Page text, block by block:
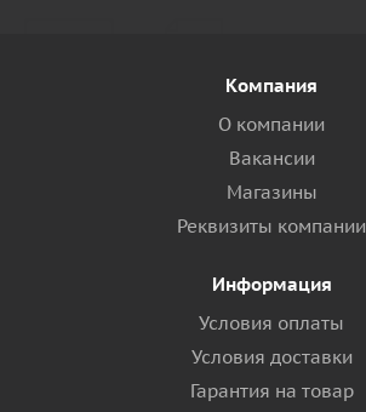
Компания
О компании
Вакансии
Магазины
Реквизиты компании
Информация
Условия оплаты
Условия доставки
Гарантия на товар